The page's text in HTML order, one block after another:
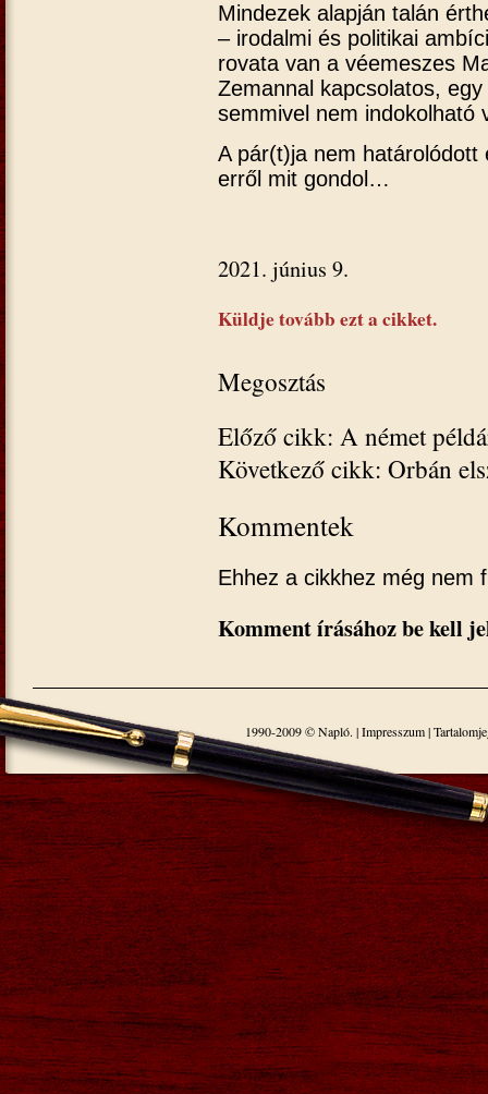
Mindezek alapján talán
– irodalmi és politikai
rovata van a véemeszes
Zemannal kapcsolatos,
semmivel nem indokolható
A pár(t)ja nem
erről mit gondol…
2021. június 9.
Küldje tovább ezt a cikket.
Megosztás
Előző cikk: A német
Következő cikk: Orbán
Kommentek
Ehhez a cikkhez még nem
Komment írásához be kell
1990-2009 © Napló. |Impresszum|